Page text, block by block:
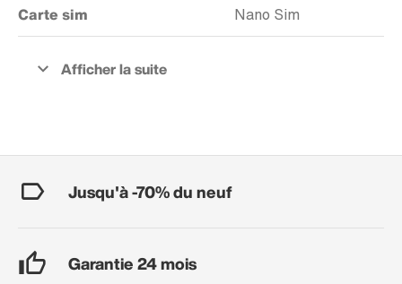
Carte sim Nano Sim
Jusqu'à -70% du neuf
Garantie 24 mois